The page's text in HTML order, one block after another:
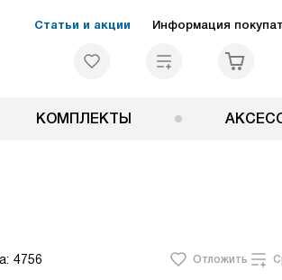
Статьи и акции Информация
КОМПЛЕКТЫ
4756 Отложить